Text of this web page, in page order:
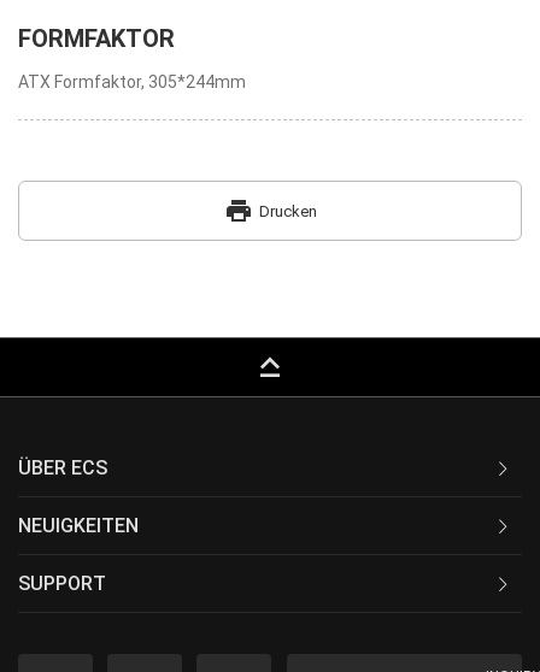
FORMFAKTOR
ATX Formfaktor, 305*244mm
print Drucken
keyboard_capslock
ÜBER ECS
NEUIGKEITEN
SUPPORT